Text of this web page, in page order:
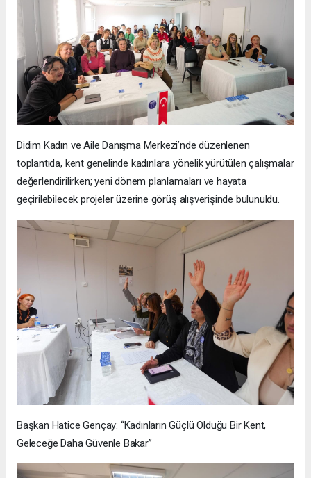
Didim Kadın ve Aile Danışma Merkezi’nde düzenlenen
toplantıda, kent genelinde kadınlara yönelik yürütülen çalışmalar
değerlendirilirken; yeni dönem planlamaları ve hayata
geçirilebilecek projeler üzerine görüş alışverişinde bulunuldu.
Başkan Hatice Gençay: “Kadınların Güçlü Olduğu Bir Kent,
Geleceğe Daha Güvenle Bakar”